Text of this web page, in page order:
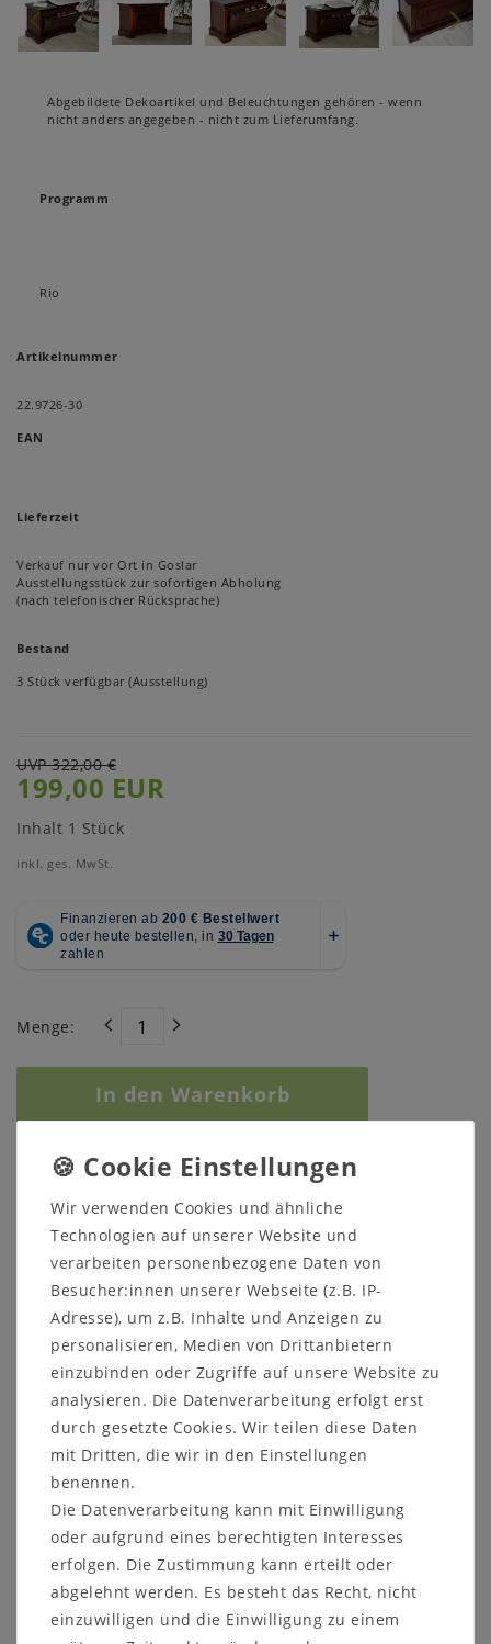
Abgebildete Dekoartikel und Beleuchtungen gehören - wenn
nicht anders angegeben - nicht zum Lieferumfang.
Programm
Rio
Artikelnummer
22.9726-30
EAN
Lieferzeit
Verkauf nur vor Ort in Goslar
Ausstellungsstück zur sofortigen Abholung
(nach telefonischer Rücksprache)
Bestand
3 Stück verfügbar (Ausstellung)
UVP 322,00 €
199,00 EUR
Inhalt 1 Stück
inkl. ges. MwSt.
Menge:
In den Warenkorb
Sicher
einkaufen
Schneller
05321 68599-0
Beschreibung
Produktsicherheit
Produktbewertung
Schuhkommode RIO Akazie massiv
Wir verwenden Cookies und ähnliche
Technologien auf unserer Website und
verarbeiten personenbezogene Daten von
Besucher:innen unserer Webseite (z.B. IP-
Adresse), um z.B. Inhalte und Anzeigen zu
personalisieren, Medien von Drittanbietern
einzubinden oder Zugriffe auf unsere Website zu
analysieren. Die Datenverarbeitung erfolgt erst
durch gesetzte Cookies. Wir teilen diese Daten
mit Dritten, die wir in den Einstellungen
benennen.
Die Datenverarbeitung kann mit Einwilligung
oder aufgrund eines berechtigten Interesses
erfolgen. Die Zustimmung kann erteilt oder
abgelehnt werden. Es besteht das Recht, nicht
einzuwilligen und die Einwilligung zu einem